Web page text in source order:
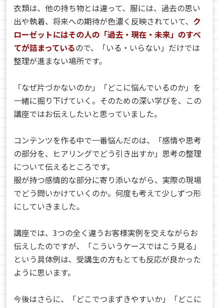
衣類は、他の持ち物とは違って、服には、過去の思い
出や執着、将来への期待が色濃く反映されていて、 ク
ローゼットにはその人の「過去・現在・未来」のすべ
てが詰まっているので、「いる・いらない」だけでは
整理が進まない場所です。
「なぜ片づかないのか」「どこに悩んでいるのか」を
一緒に掘り下げていく。そのための深い学びを、この
講座ではお伝えしたいと思っていました。
コンテンツを作る中で一番悩んだのは、「感情や思考
の部分を、ヒアリングでどう引き出すか」思考の整理
について伝えるところです。
服が持つ感情的な部分に寄り添いながら、実際の現場
でどう問いかけていくのか。何度も考えて少しずつ形
にしていきました。
講座では、3つの全く違うお客様実例を交えながらお
伝えしたのですが、「こういうケースではこう見る」
という具体例は、受講生の方もとても反応が良かった
ように思います。
今後はさらに、「どこでつまずきやすいか」「どこに